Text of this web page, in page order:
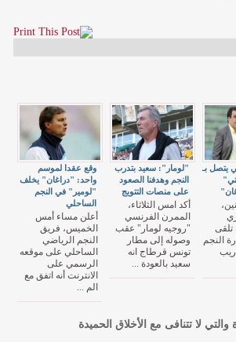
وقع عقدا لموسم
واحد: "دراغان" يخلف
"لومير" في النجم
الساحلي
أعلن مساء أمس
الخميس، فريق
النجم الرياضي
الساحلي على موقعه
الرسمي على
الانترنت أنه اتفق مع
الم ...
"لومار": سعيد بتدرب
النجم وهدفنا الصعود
على منصات التتويج
أكد امس الثلاثاء،
الممرن الفرنسي
"روجيه لومار" عقب
وصوله إلى مطار
تونس قرطاج انه
سعيد بالعودة ...
يتصل بـ
تلقى
النجم
والتي لا تتنافى مع الأخلاق الحميدة